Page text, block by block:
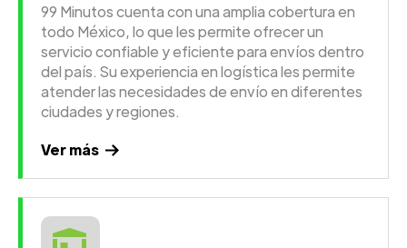
99 Minutos cuenta con una amplia cobertura en
todo México, lo que les permite ofrecer un
servicio confiable y eficiente para envíos dentro
del país. Su experiencia en logística les permite
atender las necesidades de envío en diferentes
ciudades y regiones.
Ver más